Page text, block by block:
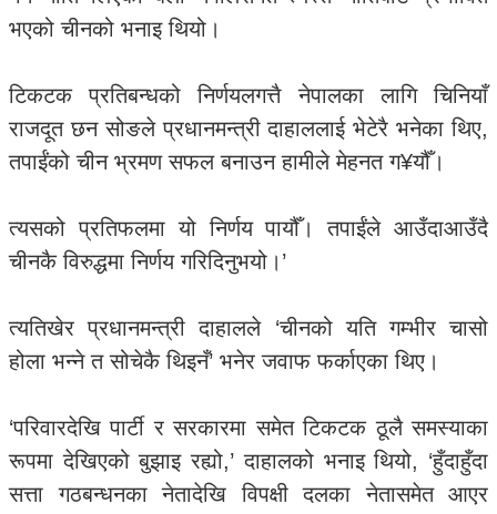
भएको चीनको भनाइ थियो।
टिकटक प्रतिबन्धको निर्णयलगत्तै नेपालका लागि चिनियाँ
राजदूत छन सोङले प्रधानमन्त्री दाहाललाई भेटेरै भनेका थिए,
तपाईंको चीन भ्रमण सफल बनाउन हामीले मेहनत ग¥यौँ।
त्यसको प्रतिफलमा यो निर्णय पायौँ। तपाईंले आउँदाआउँदै
चीनकै विरुद्धमा निर्णय गरिदिनुभयो।’
त्यतिखेर प्रधानमन्त्री दाहालले ‘चीनको यति गम्भीर चासो
होला भन्ने त सोचेकै थिइनँ’ भनेर जवाफ फर्काएका थिए।
‘परिवारदेखि पार्टी र सरकारमा समेत टिकटक ठूलै समस्याका
रूपमा देखिएको बुझाइ रह्यो,’ दाहालको भनाइ थियो, ‘हुँदाहुँदा
सत्ता गठबन्धनका नेतादेखि विपक्षी दलका नेतासमेत आएर